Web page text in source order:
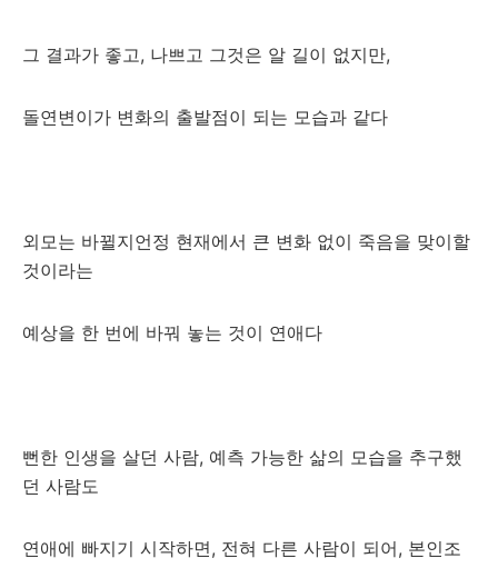
그 결과가 좋고, 나쁘고 그것은 알 길이 없지만,
돌연변이가 변화의 출발점이 되는 모습과 같다
외모는 바뀔지언정 현재에서 큰 변화 없이 죽음을 맞이할
것이라는
예상을 한 번에 바꿔 놓는 것이 연애다
뻔한 인생을 살던 사람, 예측 가능한 삶의 모습을 추구했
던 사람도
연애에 빠지기 시작하면, 전혀 다른 사람이 되어, 본인조